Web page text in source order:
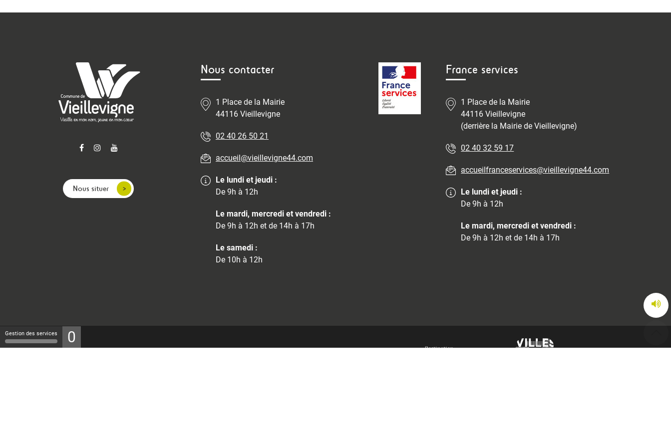
Nous situer
Nous contacter
1 Place de la Mairie
44116 Vieillevigne
02 40 26 50 21
accueil@vieillevigne44.com
Le lundi et jeudi :
De 9h à 12h
Le mardi, mercredi et vendredi :
De 9h à 12h et de 14h à 17h
Le samedi :
De 10h à 12h
France services
1 Place de la Mairie
44116 Vieillevigne
(derrière la Mairie de Vieillevigne)
02 40 32 59 17
accueilfranceservices@vieillevigne44.com
Le lundi et jeudi :
De 9h à 12h
Le mardi, mercredi et vendredi :
De 9h à 12h et de 14h à 17h
Gestion des services 0